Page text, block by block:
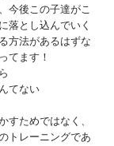
今後この子達がこ
落とし込んでいく
方法があるはずな
てます！
てない
すためではなく、
トレーニングであ